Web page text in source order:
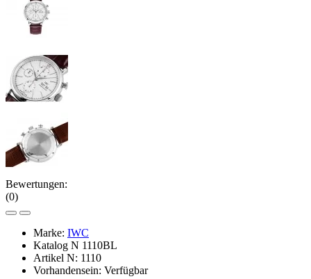
Bewertungen:
(0)
Marke: IWC
Katalog N 1110BL
Artikel N: 1110
Vorhandensein: Verfügbar